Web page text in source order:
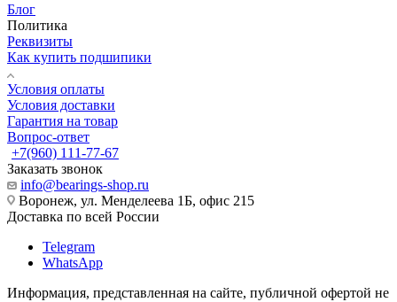
Блог
Политика
Реквизиты
Как купить подшипики
Условия оплаты
Условия доставки
Гарантия на товар
Вопрос-ответ
+7(960) 111-77-67
Заказать звонок
info@bearings-shop.ru
Воронеж, ул. Менделеева 1Б, офис 215
Доставка по всей России
Telegram
WhatsApp
Информация, представленная на сайте, публичной офертой не